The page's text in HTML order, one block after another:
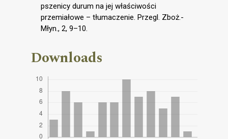
pszenicy durum na jej właściwości
przemiałowe – tłumaczenie. Przegl. Zboż.-
Młyn., 2, 9–10.
Downloads